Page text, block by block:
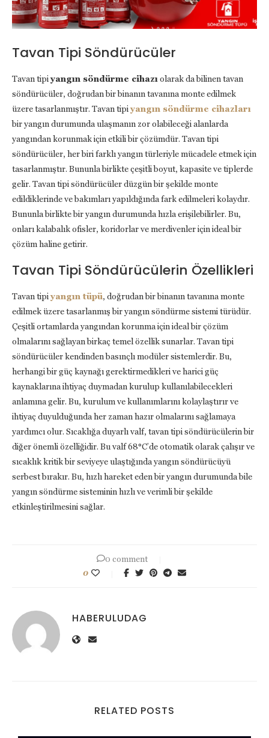
Tavan Tipi Söndürücüler
Tavan tipiyangın söndürme cihazı olarak da bilinen tavan
söndürücüler, doğrudan bir binanın tavanına monte edilmek
üzere tasarlanmıştır. Tavan tipiyangın söndürme cihazları
bir yangın durumunda ulaşmanın zor olabileceği alanlarda
yangından korunmak için etkili bir çözümdür. Tavan tipi
söndürücüler, her biri farklı yangın türleriyle mücadele etmek için
tasarlanmıştır. Bununla birlikte çeşitli boyut, kapasite ve tiplerde
gelir. Tavan tipi söndürücüler düzgün bir şekilde monte
edildiklerinde ve bakımları yapıldığında fark edilmeleri kolaydır.
Bununla birlikte bir yangın durumunda hızla erişilebilirler. Bu,
onları kalabalık ofisler, koridorlar ve merdivenler için ideal bir
çözüm haline getirir.
Tavan Tipi Söndürücülerin Özellikleri
Tavan tipiyangın tüpü, doğrudan bir binanın tavanına monte
edilmek üzere tasarlanmış bir yangın söndürme sistemi türüdür.
Çeşitli ortamlarda yangından korunma için ideal bir çözüm
olmalarını sağlayan birkaç temel özellik sunarlar. Tavan tipi
söndürücüler kendinden basınçlı modüler sistemlerdir. Bu,
herhangi bir güç kaynağı gerektirmedikleri ve harici güç
kaynaklarına ihtiyaç duymadan kurulup kullanılabilecekleri
anlamına gelir. Bu, kurulum ve kullanımlarını kolaylaştırır ve
ihtiyaç duyulduğunda her zaman hazır olmalarını sağlamaya
yardımcı olur. Sıcaklığa duyarlı valf, tavan tipi söndürücülerin bir
diğer önemli özelliğidir. Bu valf 68°C’de otomatik olarak çalışır ve
sıcaklık kritik bir seviyeye ulaştığında yangın söndürücüyü
serbest bırakır. Bu, hızlı hareket eden bir yangın durumunda bile
yangın söndürme sisteminin hızlı ve verimli bir şekilde
etkinleştirilmesini sağlar.
0 comment
0
HABERULUDAG
RELATED POSTS